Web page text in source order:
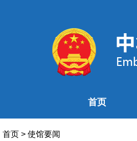
首页
首页 > 使馆要闻